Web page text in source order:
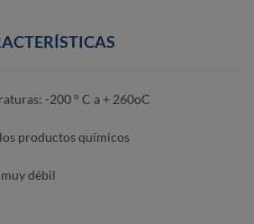
-200 ° C a + 260oC
productos químicos
débil